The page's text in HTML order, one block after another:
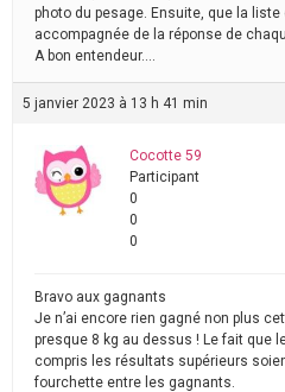
photo du pesage. Ensuite, que la
accompagnée de la réponse de
A bon entendeur….
5 janvier 2023 à 13 h 41 min
Cocotte 59
Participant
0
0
0
Bravo aux gagnants
Je n’ai encore rien gagné non plus
presque 8 kg au dessus ! Le fait que
compris les résultats supérieurs
fourchette entre les gagnants.